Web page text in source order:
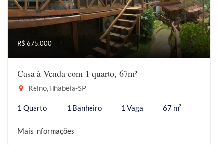
R$ 675.000
Casa à Venda com 1 quarto, 67m²
Reino, Ilhabela-SP
1 Quarto 1 Banheiro 1 Vaga 67 m²
Mais informações